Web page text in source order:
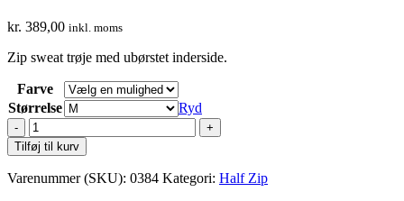
kr. 389,00 inkl. moms
Zip sweat trøje med ubørstet inderside.
Farve
Størrelse
Ryd
ID
Pro
Wear
Care
Tilføj til kurv
Varenummer (SKU): 0384 Kategori: Half Zip